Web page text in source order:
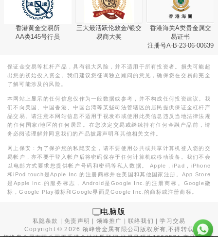
香港黄金交易所
AA类145号行员
三大最活跃伦敦金/银交
易商大奖
香港海关A类贵金属交
易证书
注册号A-B-23-06-00639
保证金交易等杠杆产品，具有很大风险，并不适用于所有投资者。损失可能超
出您的初始投入资金。我们建议您征询独立顾问的意见，确保您在交易前完全
了解可能涉及的风险。
本网站上显示的任何信息仅作为一般数据或参考，并不构成任何投资建议。我
们不向美国、中国香港、中国台湾等某些司法管辖区的居民提供保证金杠杆产
品交易。请注意本网站信息不适用于视发布或使用此类信息违反当地法律法规
的任何国家/地区的任何居民。在您决定交易或继续持有任何金融产品前，请
务必阅读理解并同意我们的产品披露声明和其他相关文件。
网上保安：为了保护您的私隐安全，请不要使用公共或共享计算机登入您的交
易帐户，亦不要于登入帐户后将密码保存于任何计算机或移动设备。我们不会
以电邮方式要求您提供帐户号码和密码等私人数据。 Apple，iPad，iPhone
和iPod touch是Apple Inc.的注册商标并在美国和其他国家注册。App Store
是Apple Inc.的服务标志，Android是Google Inc.的注册商标。Google徽
标，Google Play徽标和Google界面是Google Inc.的商标或注册商标。
电脑版
私隐条款 |免责声明 | 领峰推广 |联络我们 |学习交易
Copyright © 2026 领峰贵金属有限公司版权所有,不得转载